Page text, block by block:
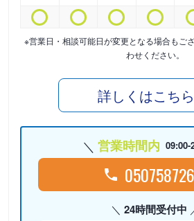
※営業日・相談可能日が変更となる場合もご
わせください。
詳しくはこちら
営業時間内 09:00-
24時間受付中